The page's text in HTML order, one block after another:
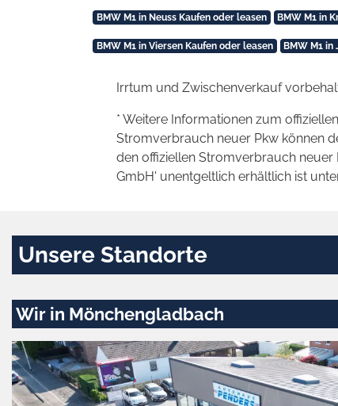
BMW M1 in Neuss Kaufen oder leasen BMW M1 in
BMW M1 in Viersen Kaufen oder leasen BMW M1 in
Irrtum und Zwischenverkauf
* Weitere Informationen zum
Stromverbrauch neuer Pkw können
den offiziellen Stromverbrauch
GmbH' unentgeltlich erhältlich ist
Unsere Standorte
Wir in Mönchengladbach